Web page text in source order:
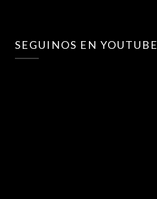
SEGUINOS EN YOUTUBE